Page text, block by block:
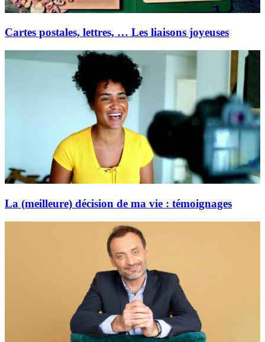
Cartes postales, lettres, … Les liaisons joyeuses
La (meilleure) décision de ma vie : témoignages